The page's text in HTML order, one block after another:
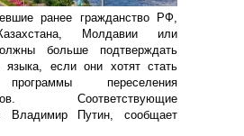
ранее гражданство РФ,
Молдавии или
больше подтверждать
языка, если они хотят стать
программы переселения
Соответствующие
Владимир Путин, сообщает